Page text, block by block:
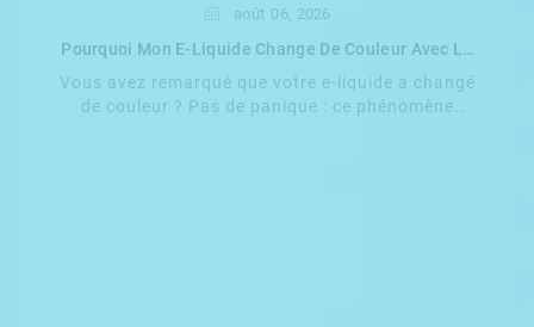
août 06, 2026
Pourquoi Mon E-Liquide Change De Couleur Avec Le
Vous avez remarqué que votre e-liquide a changé
de couleur ? Pas de panique : ce phénomène